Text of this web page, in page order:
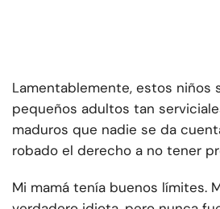
Lamentablemente, estos niños
pequeños adultos tan
maduros que nadie se da
robado el derecho a no tener
Mi mamá tenía buenos límites.